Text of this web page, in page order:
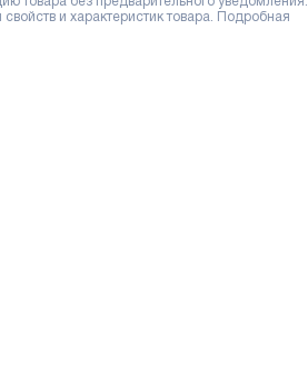
и характеристик товара. Подробная